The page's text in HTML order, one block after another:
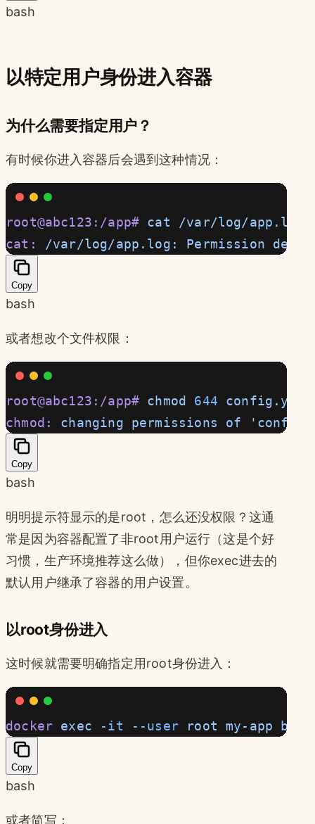
bash
以特定用户身份进入容器
为什么需要指定用户？
有时候你进入容器后会遇到这种情况：
root@abc123:/app# cat /var/log/app.log
cat:
/var/log/app.log: Permission
Copy
bash
或者想改个文件权限：
root@abc123:/app# chmod 644 config.yaml
chmod:
changing permissions of
Copy
bash
明明提示符显示的是root，怎么还没权限？这通
常是因为容器配置了非root用户运行（这是个好
习惯，生产环境推荐这么做），但你exec进去的
默认用户继承了容器的用户设置。
以root身份进入
这时候就需要明确指定用root身份进入：
docker exec -it --user root my-app bash
Copy
bash
或者简写：